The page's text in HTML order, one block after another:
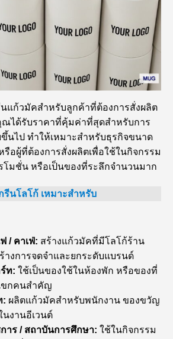
นแก้วมัคสำหรับลูกค้าที่ต้องการสั่งผลิต
ณได้รับราคาที่คุ้มค่าที่สุดสำหรับการ
นไป ทำให้เหมาะสำหรับธุรกิจขนาด
อผู้ที่ต้องการสั่งผลิตเพื่อใช้ในกิจกรรม
โมชั่น หรือเป็นของที่ระลึกจำนวนมาก
รีนโลโก้ เหมาะสำหรับ
/ คาเฟ่: สร้างแก้วมัคที่มีโลโก้ร้าน
างการจดจำและยกระดับแบรนด์
ท: ใช้เป็นของใช้ในห้องพัก หรือของที่
ขกคนสำคัญ
: ผลิตแก้วมัคสำหรับพนักงาน ของขวัญ
งานอีเวนต์
าร / สถาบันการศึกษา: ใช้ในกิจกรรม